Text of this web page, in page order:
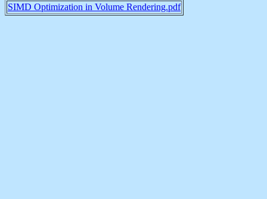
SIMD Optimization in Volume Rendering.pdf